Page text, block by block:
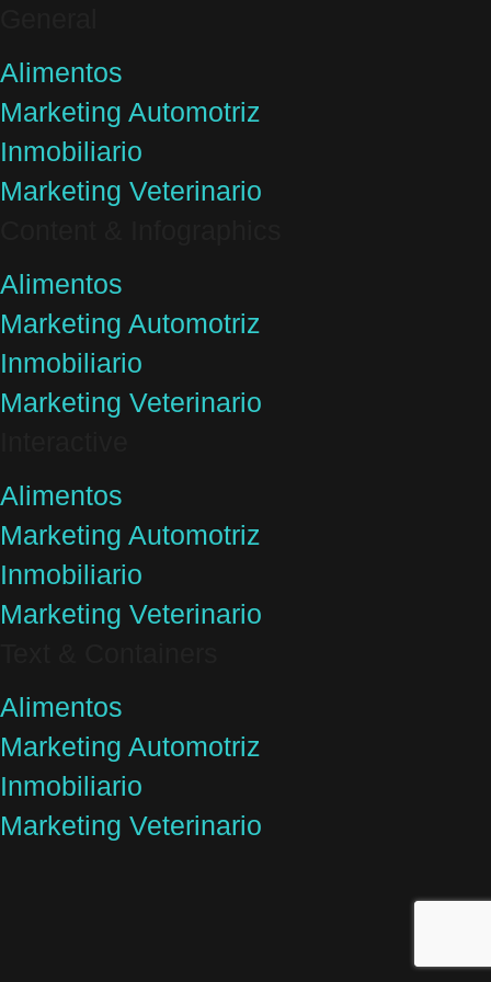
Alimentos
Marketing Automotriz
Inmobiliario
Marketing Veterinario
Alimentos
Marketing Automotriz
Inmobiliario
Marketing Veterinario
Alimentos
Marketing Automotriz
Inmobiliario
Marketing Veterinario
Alimentos
Marketing Automotriz
Inmobiliario
Marketing Veterinario